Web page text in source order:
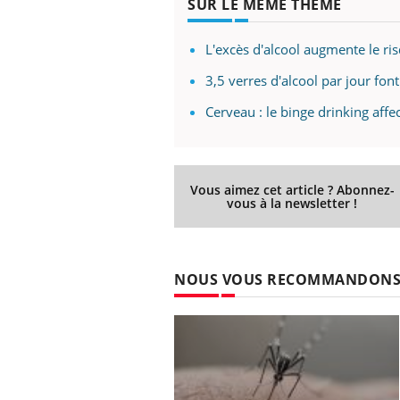
SUR LE MÊME THÈME
L'excès d'alcool augmente le
3,5 verres d'alcool par jour
Cerveau : le binge drinking
Vous aimez cet article ? Abonnez-
vous à la newsletter !
NOUS VOUS RECOMMANDONS
Insuline & Charge mentale : et si on
osait en parler?? Youtube
patients comme parfois chez les soignants.
sont